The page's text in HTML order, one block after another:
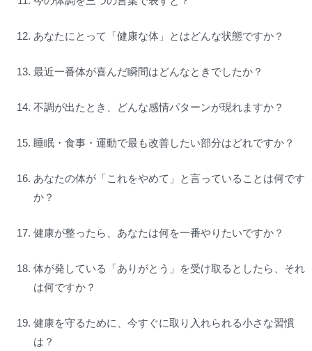
あなたにとって「健康な体」とはどんな状態ですか？
最近一番体が喜んだ瞬間はどんなときでしたか？
不調が出たとき、どんな感情パターンが現れますか？
睡眠・食事・運動で最も改善したい部分はどれですか？
あなたの体が「これをやめて」と言っていることは何です
か？
健康が整ったら、あなたは何を一番やりたいですか？
体が発している「ありがとう」を受け取るとしたら、それ
は何ですか？
健康を守るために、今すぐに取り入れられる小さな習慣
は？